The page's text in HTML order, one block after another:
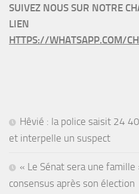
SUIVEZ NOUS SUR NOTRE
LIEN
HTTPS://WHATSAPP.COM/
Hêvié : la police saisit 24
et interpelle un suspect
« Le Sénat sera une
consensus après son élection